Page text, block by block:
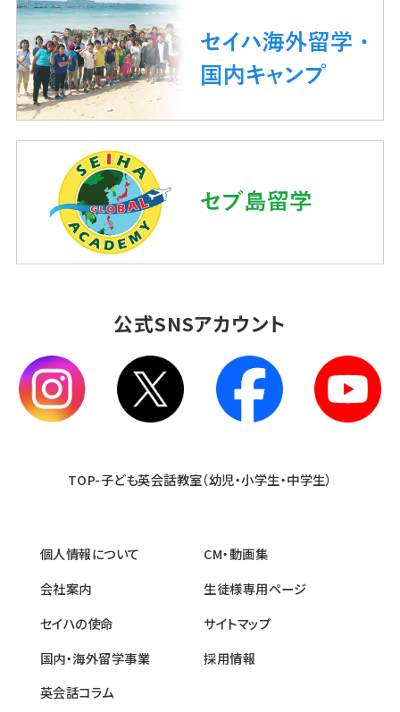
公式SNSアカウント
TOP-子ども英会話教室（幼児・小学生・中学生）
個人情報について
会社案内
セイハの使命
国内・海外留学事業
英会話コラム
CM・動画集
生徒様専用ページ
サイトマップ
採用情報